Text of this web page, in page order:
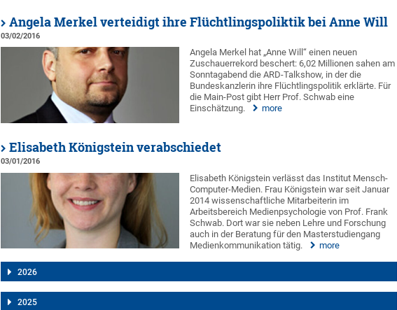
Angela Merkel verteidigt ihre Flüchtlingspoliktik bei Anne Will
03/02/2016
Angela Merkel hat „Anne Will“ einen neuen
Zuschauerrekord beschert: 6,02 Millionen sahen am
Sonntagabend die ARD-Talkshow, in der die
Bundeskanzlerin ihre Flüchtlingspolitik erklärte. Für
die Main-Post gibt Herr Prof. Schwab eine
Einschätzung.
more
Elisabeth Königstein verabschiedet
03/01/2016
Elisabeth Königstein verlässt das Institut Mensch-
Computer-Medien. Frau Königstein war seit Januar
2014 wissenschaftliche Mitarbeiterin im
Arbeitsbereich Medienpsychologie von Prof. Frank
Schwab. Dort war sie neben Lehre und Forschung
auch in der Beratung für den Masterstudiengang
Medienkommunikation tätig.
more
2026
2025